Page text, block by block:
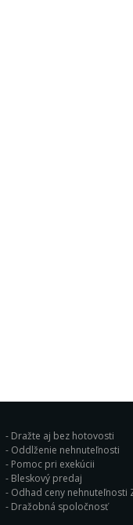
Dražte aj bez hotovosti
Oddlženie nehnuteľnosti
Pomoc pri exekúcii
Bleskový predaj
Odhad ceny nehnuteľnosti
Dražobná spoločnosť